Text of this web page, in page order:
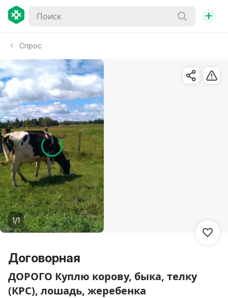
+
Спрос
1/1
Договорная
ДОРОГО Куплю корову, быка, телку
(КРС), лошадь, жеребенка